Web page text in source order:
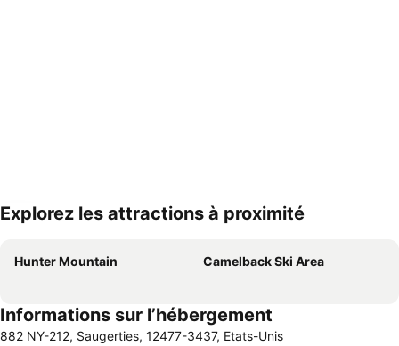
Explorez les attractions à proximité
Hunter Mountain Camelback Ski Area
Informations sur l’hébergement
882 NY-212, Saugerties, 12477-3437, Etats-Unis